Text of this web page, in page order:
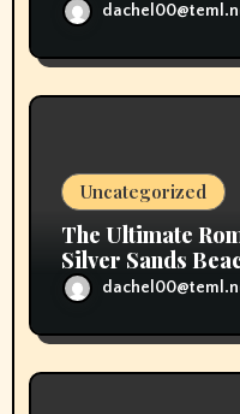
Uncategorized
The Ultimate
Silver Sands